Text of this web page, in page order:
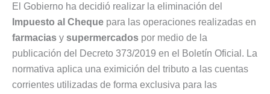
El Gobierno ha decidió realizar la eliminación del
Impuesto al Cheque para las operaciones realizadas en
farmacias y supermercados por medio de la
publicación del Decreto 373/2019 en el Boletín Oficial. La
normativa aplica una eximición del tributo a las cuentas
corrientes utilizadas de forma exclusiva para las